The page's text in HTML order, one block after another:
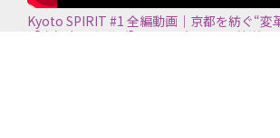
Kyoto SPIRIT #1 全編動画｜京都を紡ぐ“変
【京都商工会議所】＜2026年7月5日放送＞